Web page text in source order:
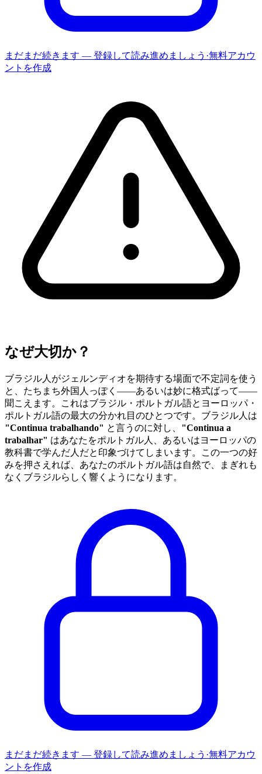
まだまだ続きます — 登録して読み進めましょう ·無料アカウ
ントを作成
なぜ大切か？
ブラジル人がジェルンディオを期待する場面で不定詞を使う
と、たちまち外国人っぽく——あるいは妙に格式ばって——
聞こえます。これはブラジル・ポルトガル語とヨーロッパ・
ポルトガル語の最大の分かれ目のひとつです。ブラジル人は
"Continua trabalhando" と言うのに対し、 "Continua a
trabalhar" はあなたをポルトガル人、あるいはヨーロッパの
教科書で学んだ人だと印象づけてしまいます。この一つの好
みを押さえれば、あなたのポルトガル語は自然で、まぎれも
なくブラジルらしく響くようになります。
まだまだ続きます — 登録して読み進めましょう ·無料アカウ
ントを作成